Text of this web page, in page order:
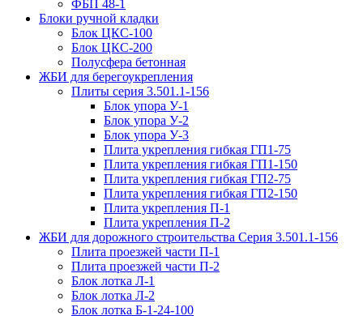
ФБП 48-1
Блоки ручной кладки
Блок ЦКС-100
Блок ЦКС-200
Полусфера бетонная
ЖБИ для берегоукрепления
Плиты серия 3.501.1-156
Блок упора У-1
Блок упора У-2
Блок упора У-3
Плита укрепления гибкая ГП1-75
Плита укрепления гибкая ГП1-150
Плита укрепления гибкая ГП2-75
Плита укрепления гибкая ГП2-150
Плита укрепления П-1
Плита укрепления П-2
ЖБИ для дорожного строительства Серия 3.501.1-156
Плита проезжей части П-1
Плита проезжей части П-2
Блок лотка Л-1
Блок лотка Л-2
Блок лотка Б-1-24-100